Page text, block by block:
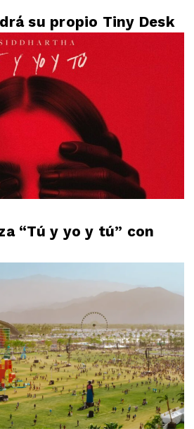
su propio Tiny Desk
“Tú y yo y tú” con